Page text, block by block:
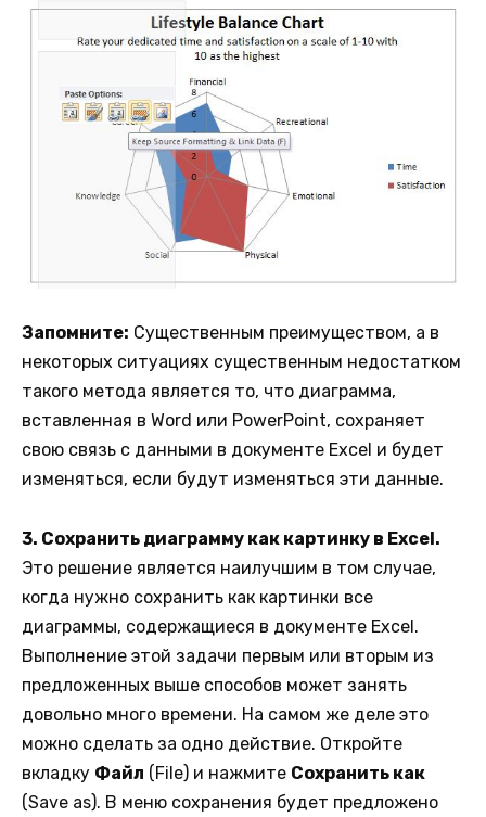
Запомните: Существенным преимуществом, а в
некоторых ситуациях существенным недостатком
такого метода является то, что диаграмма,
вставленная в Word или PowerPoint, сохраняет
свою связь с данными в документе Excel и будет
изменяться, если будут изменяться эти данные.
3. Сохранить диаграмму как картинку в Excel.
Это решение является наилучшим в том случае,
когда нужно сохранить как картинки все
диаграммы, содержащиеся в документе Excel.
Выполнение этой задачи первым или вторым из
предложенных выше способов может занять
довольно много времени. На самом же деле это
можно сделать за одно действие. Откройте
вкладку Файл (File) и нажмите Сохранить как
(Save as). В меню сохранения будет предложено